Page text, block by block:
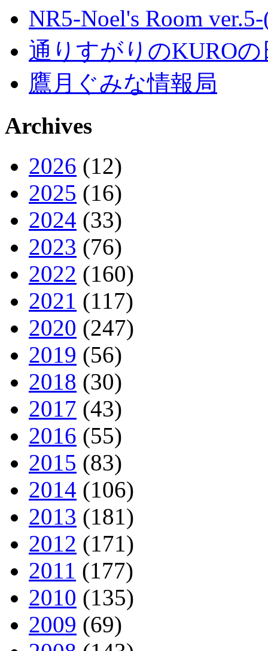
NR5-Noel's Room
通りすがりのKURO
鷹月ぐみな情報局
Archives
2026 (12)
2025 (16)
2024 (33)
2023 (76)
2022 (160)
2021 (117)
2020 (247)
2019 (56)
2018 (30)
2017 (43)
2016 (55)
2015 (83)
2014 (106)
2013 (181)
2012 (171)
2011 (177)
2010 (135)
2009 (69)